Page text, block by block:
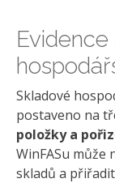
Skladové
postaveno na
položky a
WinFASu
skladů a